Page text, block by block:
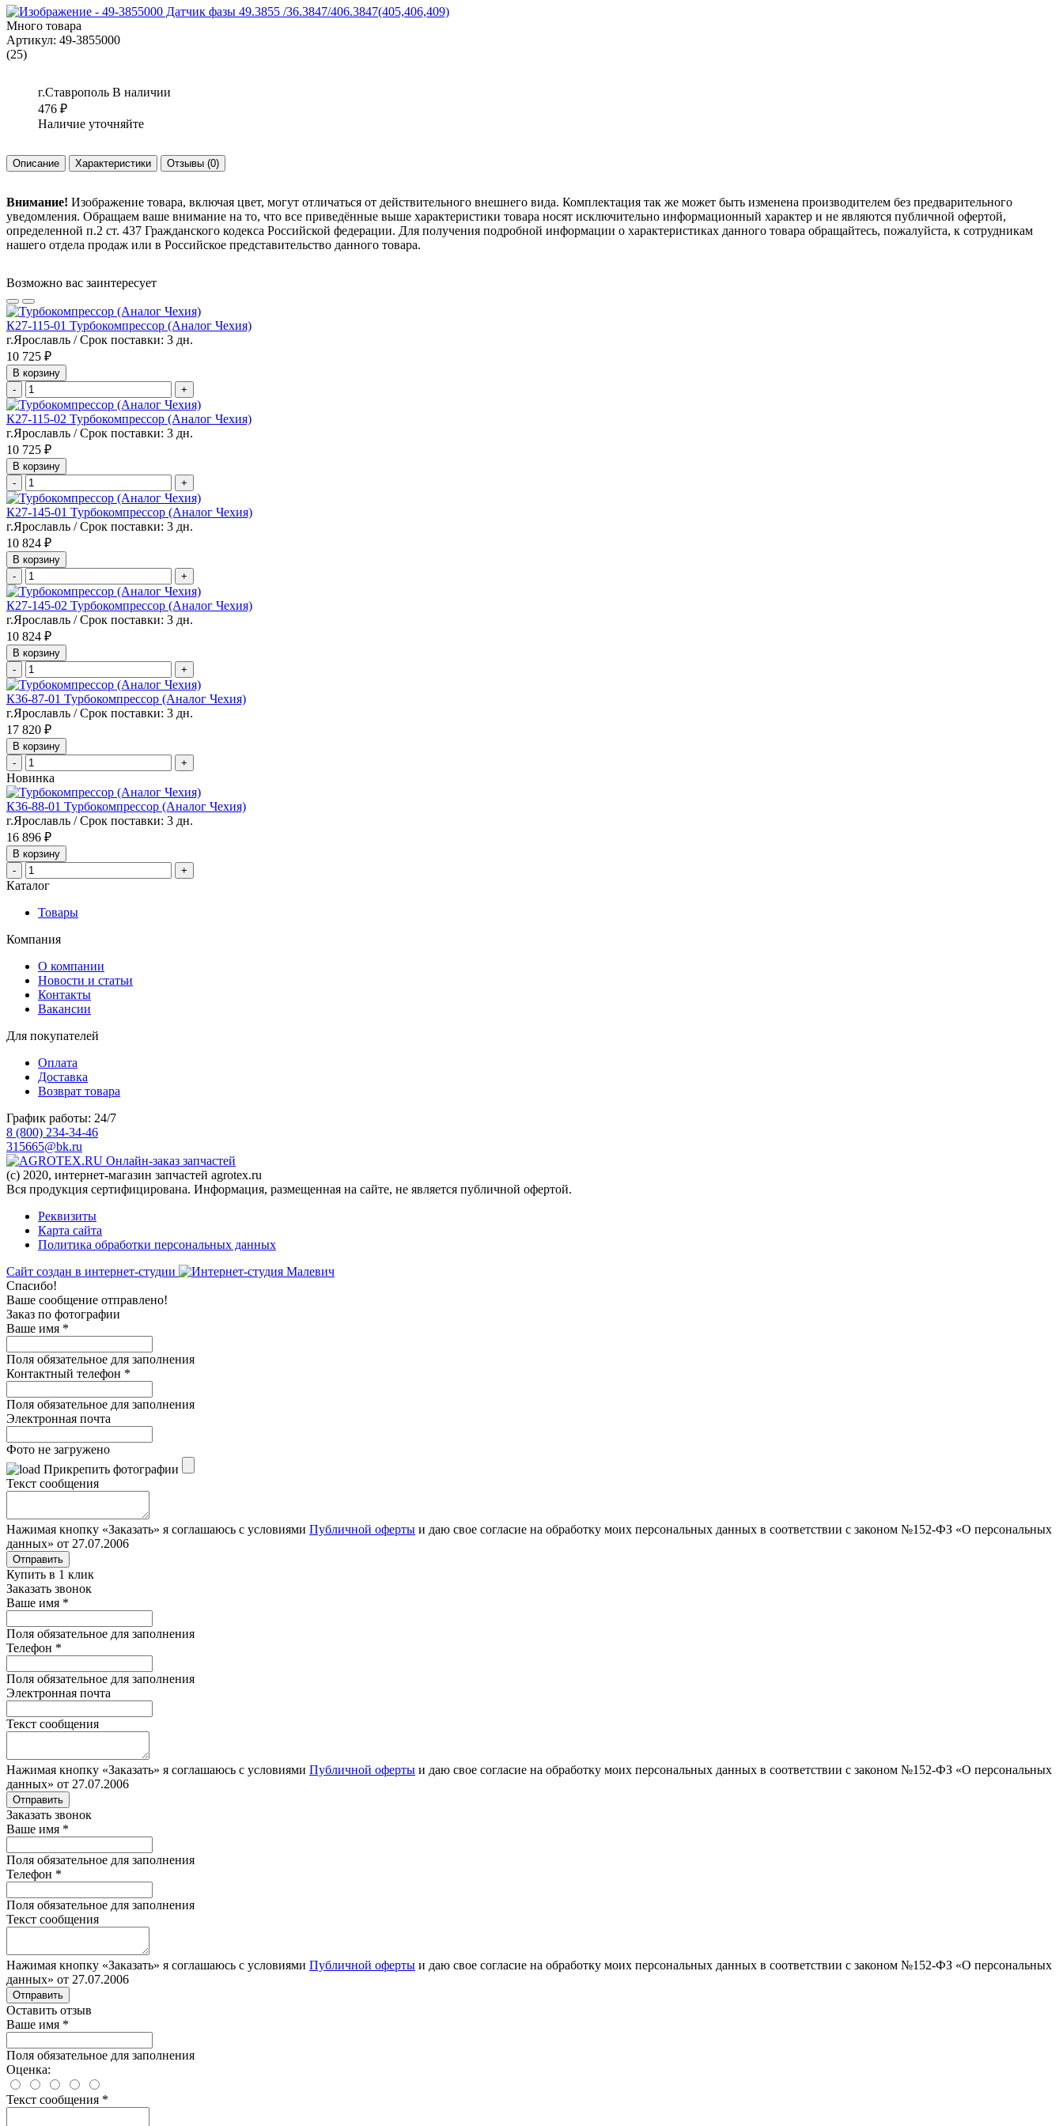
Много товара
Артикул: 49-3855000
(25)
г.Ставрополь В наличии
476 ₽
Наличие уточняйте
Описание Характеристики Отзывы (0)
Внимание! Изображение товара, включая цвет, могут отличаться от действительного внешнего вида. Комплектация так же может быть изменена производителем без предварительного
уведомления. Обращаем ваше внимание на то, что все приведённые выше характеристики товара носят исключительно информационный характер и не являются публичной офертой,
определенной п.2 ст. 437 Гражданского кодекса Российской федерации. Для получения подробной информации о характеристиках данного товара обращайтесь, пожалуйста, к сотрудникам
нашего отдела продаж или в Российское представительство данного товара.
Возможно вас заинтересует
К27-115-01 Турбокомпрессор (Аналог Чехия)
г.Ярославль / Срок поставки: 3 дн.
10 725 ₽
В корзину
-
+
К27-115-02 Турбокомпрессор (Аналог Чехия)
г.Ярославль / Срок поставки: 3 дн.
10 725 ₽
В корзину
-
+
К27-145-01 Турбокомпрессор (Аналог Чехия)
г.Ярославль / Срок поставки: 3 дн.
10 824 ₽
В корзину
-
+
К27-145-02 Турбокомпрессор (Аналог Чехия)
г.Ярославль / Срок поставки: 3 дн.
10 824 ₽
В корзину
-
+
К36-87-01 Турбокомпрессор (Аналог Чехия)
г.Ярославль / Срок поставки: 3 дн.
17 820 ₽
В корзину
-
+
Новинка
К36-88-01 Турбокомпрессор (Аналог Чехия)
г.Ярославль / Срок поставки: 3 дн.
16 896 ₽
В корзину
-
+
Каталог
Товары
Компания
О компании
Новости и статьи
Контакты
Вакансии
Для покупателей
Оплата
Доставка
Возврат товара
График работы: 24/7
8 (800) 234-34-46
315665@bk.ru
Онлайн-заказ запчастей
(c) 2020, интернет-магазин запчастей agrotex.ru
Вся продукция сертифицирована. Информация, размещенная на сайте, не является публичной офертой.
Реквизиты
Карта сайта
Политика обработки персональных данных
Сайт создан в интернет-студии
Спасибо!
Ваше сообщение отправлено!
Заказ по фотографии
Ваше имя *
Поля обязательное для заполнения
Контактный телефон *
Поля обязательное для заполнения
Электронная почта
Фото не загружено
Прикрепить фотографии
Текст сообщения
Нажимая кнопку «Заказать» я соглашаюсь с условиями Публичной оферты и даю свое согласие на обработку моих персональных данных в соответствии с законом №152-ФЗ «О персональных
данных» от 27.07.2006
Отправить
Купить в 1 клик
Заказать звонок
Ваше имя *
Поля обязательное для заполнения
Телефон *
Поля обязательное для заполнения
Электронная почта
Текст сообщения
Нажимая кнопку «Заказать» я соглашаюсь с условиями Публичной оферты и даю свое согласие на обработку моих персональных данных в соответствии с законом №152-ФЗ «О персональных
данных» от 27.07.2006
Отправить
Заказать звонок
Ваше имя *
Поля обязательное для заполнения
Телефон *
Поля обязательное для заполнения
Текст сообщения
Нажимая кнопку «Заказать» я соглашаюсь с условиями Публичной оферты и даю свое согласие на обработку моих персональных данных в соответствии с законом №152-ФЗ «О персональных
данных» от 27.07.2006
Отправить
Оставить отзыв
Ваше имя *
Поля обязательное для заполнения
Оценка:
Текст сообщения *